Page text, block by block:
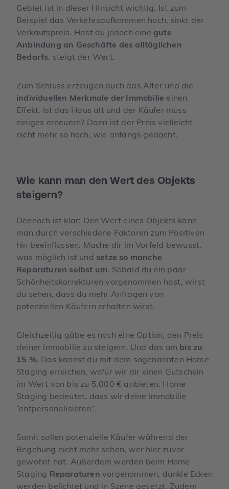
Gebiet ist in dieser Hinsicht wichtig. Ist zum
Beispiel das Verkehrsaufkommen hoch, sinkt der
Verkaufspreis. Hast du jedoch eine gute
Anbindung an Geschäfte des alltäglichen
Bedarfs, steigt der Wert.
Zum Schluss erzeugen auch das Alter und die
individuellen Merkmale der Immobilie einen
Effekt. Ist das Haus alt und der Käufer muss
einiges erneuern? Dann ist der Preis vielleicht
nicht mehr so hoch, wie anfangs gedacht.
Wie kann man den Wert des Objekts
steigern?
Dennoch ist klar: Den Wert eines Objekts kann
man durch verschiedene Faktoren zum Positiven
hin beeinflussen. Mache dir im Vorfeld bewusst,
was möglich ist und setze so manche
Reparaturen selbst um. Sobald du ein paar
Schönheitskorrekturen vorgenommen hast, wirst
du sehen, dass du mehr Anfragen von
potenziellen Käufern erhalten wirst.
Gleichzeitig gäbe es noch eine Option, den Preis
deiner Immobilie zu steigern. Und das um bis zu
15 %. Das kannst du mit dem sogenannten Home
Staging erreichen, wofür wir dir einen Gutschein
im Wert von bis zu 5.000 € anbieten. Home
Staging bedeutet, dass wir deine Immobilie
“entpersonalisieren”.
Somit sollen potenzielle Käufer während der
Begehung nicht mehr sehen, wer hier zuvor
gewohnt hat. Außerdem werden beim Home
Staging Reparaturen vorgenommen, dunkle Ecken
werden belichtet und in Szene gesetzt. Zudem